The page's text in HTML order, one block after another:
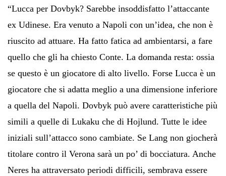
“Lucca per Dovbyk? Sarebbe insoddisfatto l’attaccante
ex Udinese. Era venuto a Napoli con un’idea, che non è
riuscito ad attuare. Ha fatto fatica ad ambientarsi, a fare
quello che gli ha chiesto Conte. La domanda resta: ossia
se questo è un giocatore di alto livello. Forse Lucca è un
giocatore che si adatta meglio a una dimensione inferiore
a quella del Napoli. Dovbyk può avere caratteristiche più
simili a quelle di Lukaku che di Hojlund. Tutte le idee
iniziali sull’attacco sono cambiate. Se Lang non giocherà
titolare contro il Verona sarà un po’ di bocciatura. Anche
Neres ha attraversato periodi difficili, sembrava essere